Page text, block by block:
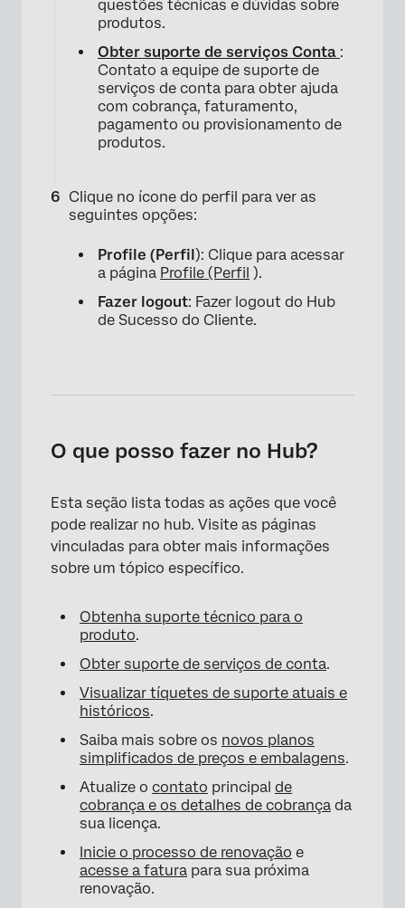
questões técnicas e dúvidas sobre
produtos.
Obter suporte de serviços Conta :
Contato a equipe de suporte de
serviços de conta para obter ajuda
com cobrança, faturamento,
pagamento ou provisionamento de
produtos.
Clique no ícone do perfil para ver as
seguintes opções:
Profile (Perfil ): Clique para acessar
a página Profile (Perfil ).
Fazer logout: Fazer logout do Hub
de Sucesso do Cliente.
O que posso fazer no Hub?
Esta seção lista todas as ações que você
pode realizar no hub. Visite as páginas
vinculadas para obter mais informações
sobre um tópico específico.
Obtenha suporte técnico para o
produto.
Obter suporte de serviços de conta.
Visualizar tíquetes de suporte atuais e
históricos.
Saiba mais sobre os novos planos
simplificados de preços e embalagens.
Atualize o contato principal de
cobrança e os detalhes de cobrança da
sua licença.
Inicie o processo de renovação e
acesse a fatura para sua próxima
renovação.